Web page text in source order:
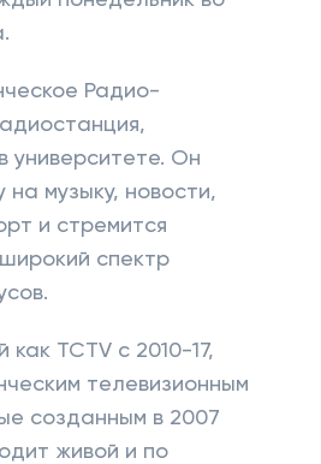
Радио-
университете. Он
музыку, новости,
и стремится
спектр
как TCTV с 2010-17,
телевизионным
созданным в 2007
живой и по